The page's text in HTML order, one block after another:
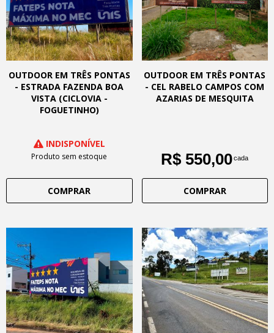
OUTDOOR EM TRÊS PONTAS
- ESTRADA FAZENDA BOA
VISTA (CICLOVIA -
FOGUETINHO)
INDISPONÍVEL
Produto sem estoque
COMPRAR
OUTDOOR EM TRÊS PONTAS
- CEL RABELO CAMPOS COM
AZARIAS DE MESQUITA
R$ 550,00cada
COMPRAR